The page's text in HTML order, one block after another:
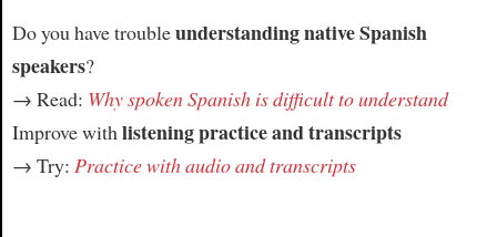
Do you have troubleunderstanding native Spanish
speakers?
→ Read: Why spoken Spanish is difficult to understand
Improve withlistening practice and transcripts
→ Try: Practice with audio and transcripts